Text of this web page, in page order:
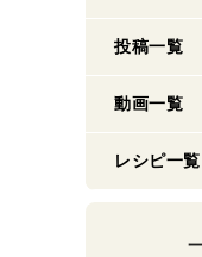
投稿一覧
動画一覧
レシピ一覧